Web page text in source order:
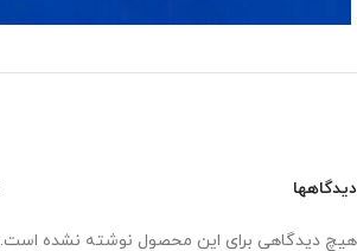
دیدگاهها
هیچ دیدگاهی برای این محصول نوشته نشده است.